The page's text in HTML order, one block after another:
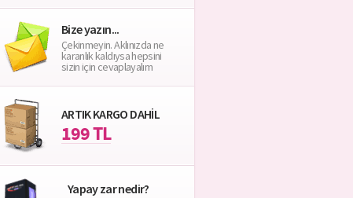
Bize yazın...
Çekinmeyin. Aklınızda ne
karanlık kaldıysa hepsini
sizin için cevaplayalım
ARTIK KARGO DAHİL
199 TL
Yapay zar nedir?